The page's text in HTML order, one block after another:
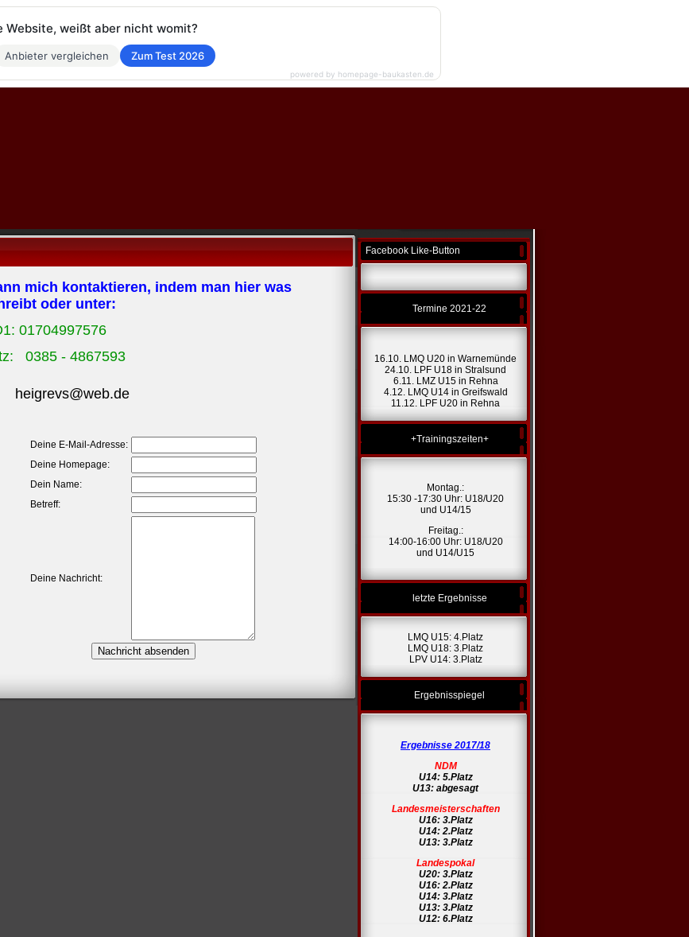
mich kontaktieren, indem man hier was
oder unter:
01704997576
0385 - 4867593
heigrevs@web.de
Deine E-Mail-Adresse:
Deine Homepage:
Dein Name:
Betreff:
Deine Nachricht:
Facebook Like-Button
Termine 2021-22
16.10. LMQ U20 in Warnemünde
24.10. LPF U18 in Stralsund
6.11. LMZ U15 in Rehna
4.12. LMQ U14 in Greifswald
11.12. LPF U20 in Rehna
+Trainingszeiten+
Montag.:
15:30 -17:30 Uhr: U18/U20
und U14/15
Freitag.:
14:00-16:00 Uhr: U18/U20
und U14/U15
letzte Ergebnisse
LMQ U15: 4.Platz
LMQ U18: 3.Platz
LPV U14: 3.Platz
Ergebnisspiegel
Ergebnisse 2017/18
NDM
U14: 5.Platz
U13: abgesagt
Landesmeisterschaften
U16: 3.Platz
U14: 2.Platz
U13: 3.Platz
Landespokal
U20: 3.Platz
U16: 2.Platz
U14: 3.Platz
U13: 3.Platz
U12: 6.Platz
Website, weißt aber nicht womit?
Anbieter vergleichen Zum Test 2026
powered by homepage-baukasten.de